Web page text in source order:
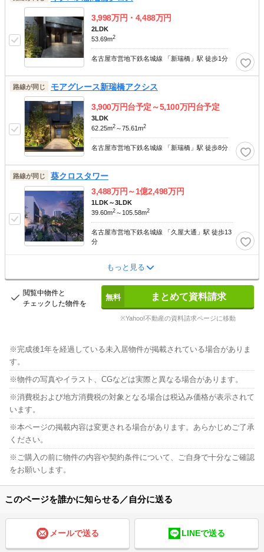
3,998万円・ 4,488万円
2LDK
53.69m2
名古屋市営地下鉄名城線 「新瑞橋」駅 徒歩1分
路線が同じ モアグレース新瑞橋アクシス
3,900万円台予定～5,100万円台予定
3LDK
62.25m2 ～75.61m2
名古屋市営地下鉄名城線 「新瑞橋」駅 徒歩8分
路線が同じ
葵クロスタワー
3,488万円～1億2,498万円
1LDK～3LDK
39.60m2 ～105.58m2
名古屋市営地下鉄名城線 「久屋大通」駅 徒歩13
分
もっと見る
閲覧中物件と
チェックした物件を
まとめて資料請求
※Yahoo!不動産の資料請求ページに移動
完成後1年を経過している未入居物件が掲載されている場合がありま
す。
物件の写真やイラスト、CGなどは実際と異なる場合があります。
消費税および地方消費税の対象となる場合は税込み価格が表示されて
います。
本ページの掲載内容は変更される場合があります。あらかじめご了承
ください。
ご購入の前に物件の内容や契約条件について、ご自身で十分なご確認
をお願いします。
このページを誰かに知らせる／自分に送る
メールで送る LINEで送る